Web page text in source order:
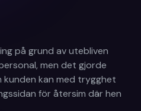
på grund av utebliven
men det gjorde
kan med trygghet
för återsim där hen